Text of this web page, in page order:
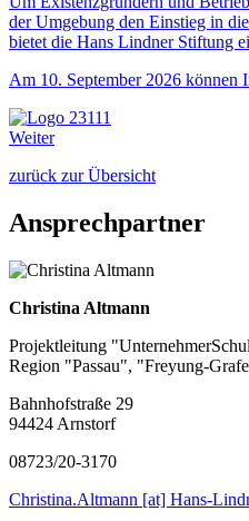
der Umgebung den Einstieg in
bietet die Hans Lindner Stiftung
Am 10. September 2026 können
Weiter
zurück zur Übersicht
Ansprechpartner
Christina Altmann
Projektleitung
Region "Passau", "Freyung-
Bahnhofstraße 29
94424 Arnstorf
08723/20-3170
Christina.Altmann [at] Hans-